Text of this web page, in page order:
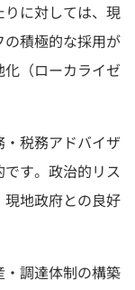
に対しては、現
積極的な採用が
（ローカライゼ
税務アドバイザ
す。政治的リス
地政府との良好
調達体制の構築